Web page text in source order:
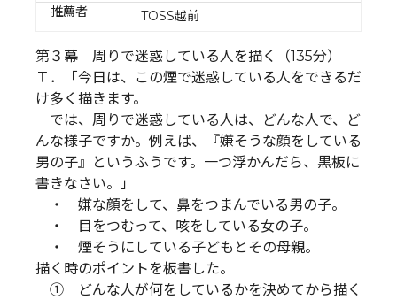
推薦者 TOSS越前
第３幕 周りで迷惑している人を描く（135分）
Ｔ．「今日は、この煙で迷惑している人をできるだ
け多く描きます。
では、周りで迷惑している人は、どんな人で、ど
んな様子ですか。例えば、『嫌そうな顔をしている
男の子』というふうです。一つ浮かんだら、黒板に
書きなさい。」
・ 嫌な顔をして、鼻をつまんでいる男の子。
・ 目をつむって、咳をしている女の子。
・ 煙そうにしている子どもとその母親。
描く時のポイントを板書した。
① どんな人が何をしているかを決めてから描く